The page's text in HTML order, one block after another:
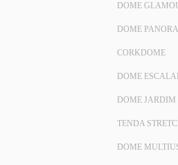
DOME
DOME
CORKDOME
DOME
DOME JARDIM
TENDA
DOME